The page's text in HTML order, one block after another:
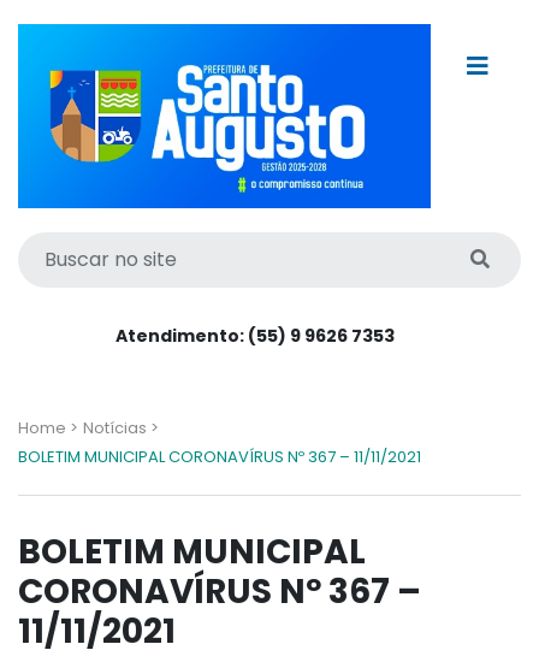
Atendimento: (55) 9 9626 7353
Home > Notícias >
BOLETIM MUNICIPAL CORONAVÍRUS Nº 367 – 11/11/2021
BOLETIM MUNICIPAL
CORONAVÍRUS Nº 367 –
11/11/2021